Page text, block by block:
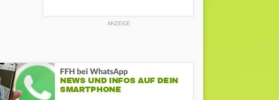
FFH bei WhatsApp
NEWS UND INFOS AUF DEIN
SMARTPHONE